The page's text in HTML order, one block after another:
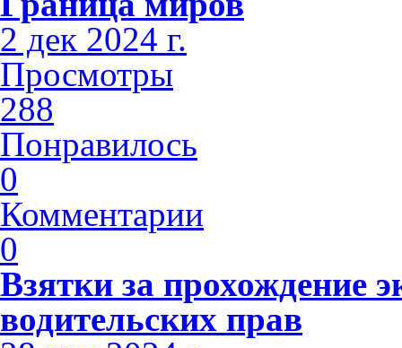
2 дек 2024 г.
Просмотры
288
Понравилось
0
Комментарии
0
Взятки за прохождение
водительских прав